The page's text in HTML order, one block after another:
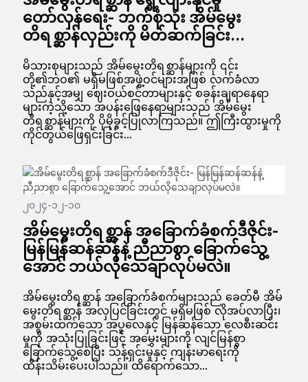
တော်လှန်ရေး- ဘက်စုံသုံး အိမ်မွေး
တိရစ္ဆာန်လှည်းကို မိတ်ဆက်ခြင်း...
မိသားစုများသည် အိမ်မွေးတိရစ္ဆာန်များကို ၎င်း
တို့၏ဘဝ၏ မရှိမဖြစ်အဖွဲ့ဝင်များအဖြစ် လက်ခံလာ
သည်နှင့်အမျှ ဈေးဝယ်စင်တာများနှင့် စခန်းချရာနေရာ
များကဲ့သို့သော အပန်းဖြေနေရာများသည် အိမ်မွေး
တိရစ္ဆာန်များကို ပိုမိုခွင့်ပြုလာကြသည်။ ဤကြီးထွားမှုကို
ကိုင်တွယ်ဖြေရှင်းခြင်း...
၂၀၂၄-၁၂-၁၀
အိမ်မွေးတိရစ္ဆာန် အခြောက်ခံစက်ဒီဇိုင်း-
မြန်မြန်ဆန်ဆန်နဲ့ ညီညာစွာ ခြောက်သွေ့
အောင် ဘယ်လိုသေချာလုပ်မလဲ။
အိမ်မွေးတိရစ္ဆာန် အခြောက်ခံစက်များသည် ခေတ်မီ အိမ်
မွေးတိရစ္ဆာန် အလှပြင်ခြင်းတွင် မရှိမဖြစ် လိုအပ်လာပြီး၊
အစွမ်းထက်သော အပူလေနှင့် မြန်ဆန်သော လေစီးဆင်း
မှုကို အသုံးပြုခြင်းဖြင့် အမွှေးများကို လျင်မြန်စွာ
ခြောက်သွေ့စေပြီး သန့်ရှင်းမှုနှင့် ကျန်းမာရေးကို
ထိန်းသိမ်းပေးပါသည်။ ထိရောက်သော...